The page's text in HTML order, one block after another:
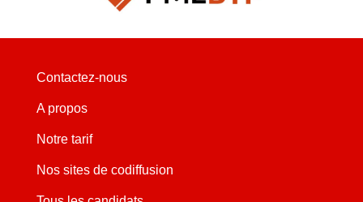
Contactez-nous
A propos
Notre tarif
Nos sites de codiffusion